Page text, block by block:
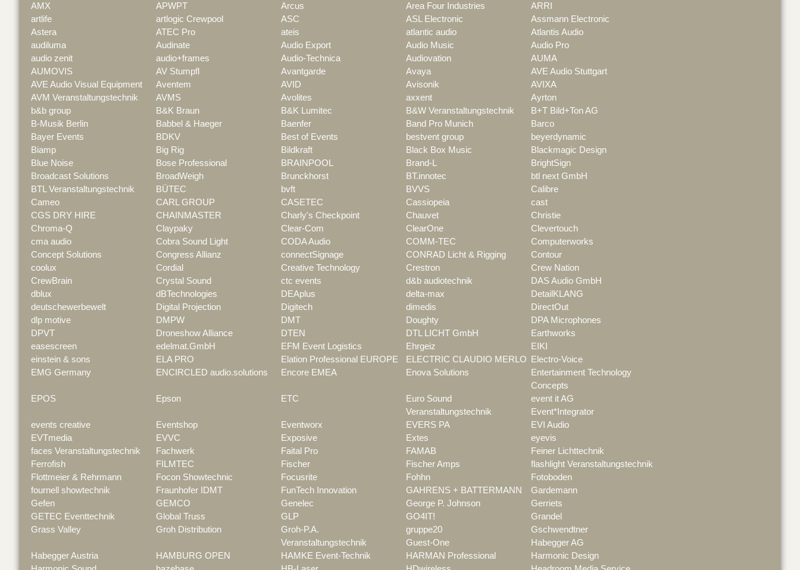
AMX
APWPT Arcus Area Four Industries
ARRI
artlife
artlogic Crewpool ASC ASL Electronic
Assmann Electronic
Astera
ATEC Pro ateis atlantic audio
Atlantis Audio
audiluma
Audinate Audio Export Audio Music
Audio Pro
audio zenit
audio+frames Audio-Technica Audiovation
AUMA
AUMOVIS
AV Stumpfl Avantgarde Avaya
AVE Audio Stuttgart
AVE Audio Visual Equipment
Aventem AVID Avisonik
AVIXA
AVM Veranstaltungstechnik
AVMS Avolites axxent
Ayrton
b&b group
B&K Braun B&K Lumitec B&W Veranstaltungstechnik
B+T Bild+Ton AG
B-Musik Berlin
Babbel & Haeger Baenfer Band Pro Munich
Barco
Bayer Events
BDKV Best of Events bestvent group
beyerdynamic
Biamp
Big Rig Bildkraft Black Box Music
Blackmagic Design
Blue Noise
Bose Professional BRAINPOOL Brand-L
BrightSign
Broadcast Solutions
BroadWeigh Brunckhorst BT.innotec
btl next GmbH
BTL Veranstaltungstechnik
BÜTEC bvft BVVS
Calibre
Cameo
CARL GROUP CASETEC Cassiopeia
cast
CGS DRY HIRE
CHAINMASTER Charly's Checkpoint Chauvet
Christie
Chroma-Q
Claypaky Clear-Com ClearOne
Clevertouch
cma audio
Cobra Sound Light CODA Audio COMM-TEC
Computerworks
Concept Solutions
Congress Allianz connectSignage CONRAD Licht & Rigging
Contour
coolux
Cordial Creative Technology Crestron
Crew Nation
CrewBrain
Crystal Sound ctc events d&b audiotechnik
DAS Audio GmbH
dblux
dBTechnologies DEAplus delta-max
DetailKLANG
deutschewerbewelt
Digital Projection Digitech dimedis
DirectOut
dlp motive
DMPW DMT Doughty
DPA Microphones
DPVT
Droneshow Alliance DTEN DTL LICHT GmbH
Earthworks
easescreen
edelmat.GmbH EFM Event Logistics Ehrgeiz
EIKI
einstein & sons
ELA PRO Elation Professional EUROPE ELECTRIC CLAUDIO MERLO
Electro-Voice
EMG Germany
ENCIRCLED audio.solutions Encore EMEA Enova Solutions
Entertainment Technology
Concepts
EPOS
Epson ETC
Euro Sound
Veranstaltungstechnik
event it AG
Event*Integrator
events creative
Eventshop Eventworx EVERS PA
EVI Audio
EVTmedia
EVVC Exposive Extes
eyevis
faces Veranstaltungstechnik
Fachwerk Faital Pro FAMAB
Feiner Lichttechnik
Ferrofish
FILMTEC Fischer Fischer Amps
flashlight Veranstaltungstechnik
Flottmeier & Rehrmann
Focon Showtechnic Focusrite Fohhn
Fotoboden
fournell showtechnik
Fraunhofer IDMT FunTech Innovation GAHRENS + BATTERMANN
Gardemann
Gefen
GEMCO Genelec George P. Johnson
Gerriets
GETEC Eventtechnik
Global Truss GLP GO4IT!
Grandel
Grass Valley
Groh Distribution
Groh-P.A.
Veranstaltungstechnik
gruppe20
Gschwendtner
Guest-One
Habegger AG
Habegger Austria
HAMBURG OPEN HAMKE Event-Technik HARMAN Professional
Harmonic Design